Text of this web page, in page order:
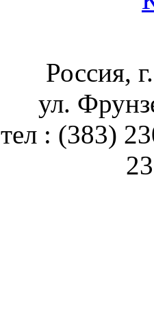
Россия,
ул.
тел : (383)